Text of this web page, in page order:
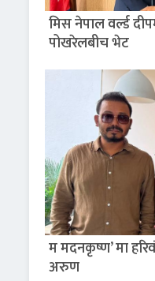
मिस नेपाल वर्ल्ड
पोखरेलबीच भेट
म मदनकृष्ण’ मा
अरुण